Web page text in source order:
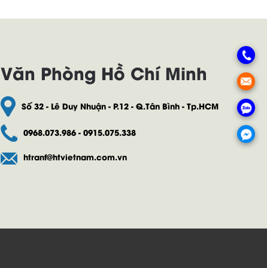
Văn Phòng Hồ Chí Minh
Số 32 - Lê Duy Nhuận - P.12 - Q.Tân Bình - Tp.HCM
0968.073.986 - 0915.075.338
htranf@htvietnam.com.vn